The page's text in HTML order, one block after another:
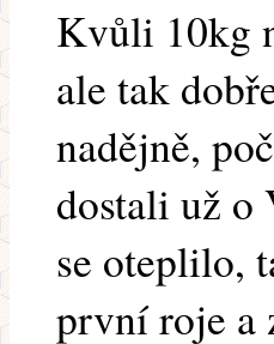
Kvůli 10kg
ale tak
nadějně,
dostali už o
se oteplilo,
první roje a